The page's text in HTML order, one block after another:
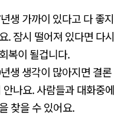
생 가까이 있다고 다 좋지
. 잠시 떨어져 있다면 다시
복이 될겁니다.
생 생각이 많아지면 결론
안나요. 사람들과 대화중에
찾을 수 있어요.